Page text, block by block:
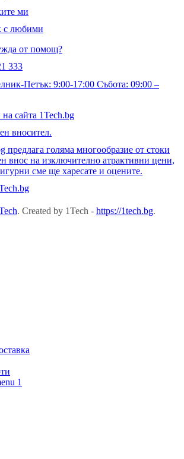
ми
с любими
от помощ?
333
Петък: 9:00-17:00 Събота: 09:00 –
сайта 1Tech.bg
вносител.
предлага голяма многообразие от стоки
внос на изключително атрактивни цени,
сме ще харесате и оцените.
. Created by 1Tech - https://1tech.bg.
1